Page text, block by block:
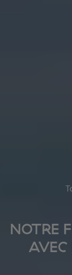
NOTRE
AVEC